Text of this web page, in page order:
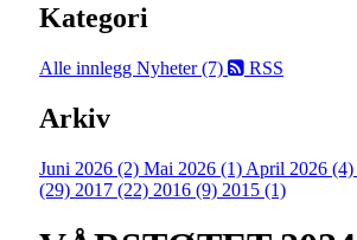
Kategori
Alle innlegg Nyheter (7) RSS
Arkiv
Juni 2026 (2) Mai 2026 (1) April 2026 (4)
(29) 2017 (22) 2016 (9) 2015 (1)